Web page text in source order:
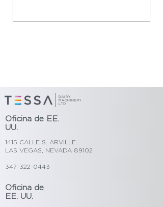
Oficina de EE.
UU.
1415 CALLE S. ARVILLE
LAS VEGAS, NEVADA 89102
347-322-0443
Oficina de
EE. UU.